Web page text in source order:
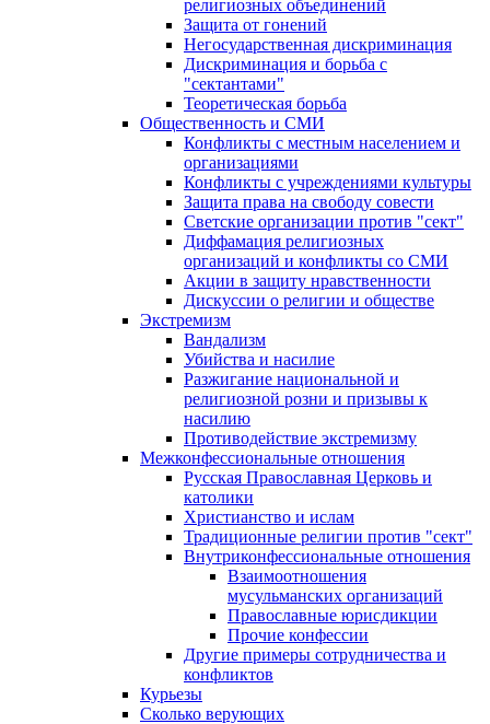
религиозных объединений
Защита от гонений
Негосударственная дискриминация
Дискриминация и борьба с
"сектантами"
Теоретическая борьба
Общественность и СМИ
Конфликты с местным населением и
организациями
Конфликты с учреждениями культуры
Защита права на свободу совести
Светские организации против "сект"
Диффамация религиозных
организаций и конфликты со СМИ
Акции в защиту нравственности
Дискуссии о религии и обществе
Экстремизм
Вандализм
Убийства и насилие
Разжигание национальной и
религиозной розни и призывы к
насилию
Противодействие экстремизму
Межконфессиональные отношения
Русская Православная Церковь и
католики
Христианство и ислам
Традиционные религии против "сект"
Внутриконфессиональные отношения
Взаимоотношения
мусульманских организаций
Православные юрисдикции
Прочие конфессии
Другие примеры сотрудничества и
конфликтов
Курьезы
Сколько верующих